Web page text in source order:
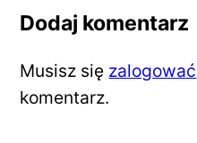
Dodaj komentarz
Musisz się zalogować
komentarz.